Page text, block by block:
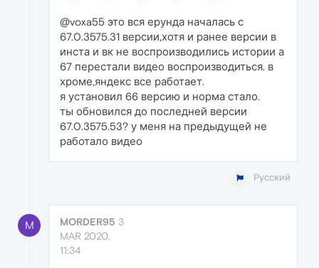
@voxa55 это вся ерунда началась с
67.0.3575.31 версии,хотя и ранее версии в
инста и вк не воспроизводились истории а
67 перестали видео воспроизводиться. в
хроме,яндекс все работает.
я установил 66 версию и норма стало.
ты обновился до последней версии
67.0.3575.53? у меня на предыдущей не
работало видео
Русский
M MORDER95 3
MAR 2020,
11:34